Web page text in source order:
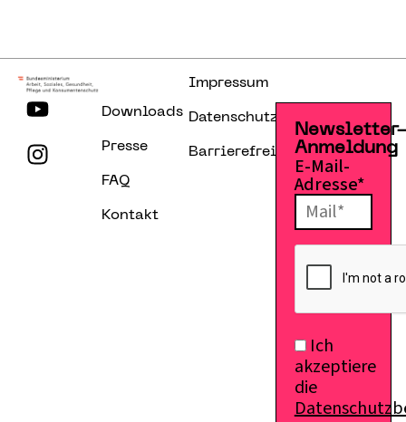
Downloads
Presse
FAQ
Kontakt
Impressum
Datenschutzerklärung
Barrierefreiheitserklärung
Anmeldung
E-Mail-
Adresse*
Ich
akzeptiere
die